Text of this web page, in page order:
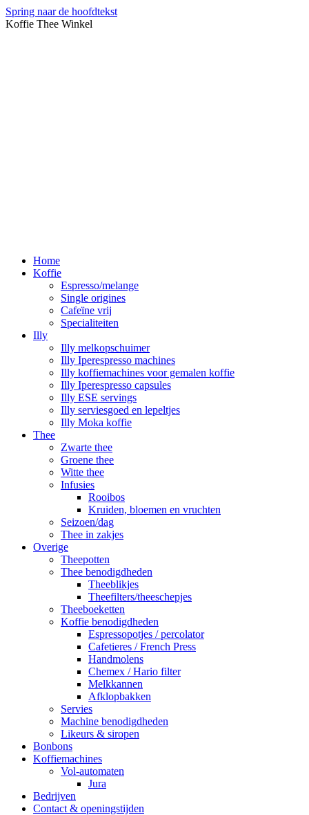
Spring naar de hoofdtekst
Koffie Thee Winkel
Home
Koffie
Espresso/melange
Single origines
Cafeïne vrij
Specialiteiten
Illy
Illy melkopschuimer
Illy Iperespresso machines
Illy koffiemachines voor gemalen koffie
Illy Iperespresso capsules
Illy ESE servings
Illy serviesgoed en lepeltjes
Illy Moka koffie
Thee
Zwarte thee
Groene thee
Witte thee
Infusies
Rooibos
Kruiden, bloemen en vruchten
Seizoen/dag
Thee in zakjes
Overige
Theepotten
Thee benodigdheden
Theeblikjes
Theefilters/theeschepjes
Theeboeketten
Koffie benodigdheden
Espressopotjes / percolator
Cafetieres / French Press
Handmolens
Chemex / Hario filter
Melkkannen
Afklopbakken
Servies
Machine benodigdheden
Likeurs & siropen
Bonbons
Koffiemachines
Vol-automaten
Jura
Bedrijven
Contact & openingstijden